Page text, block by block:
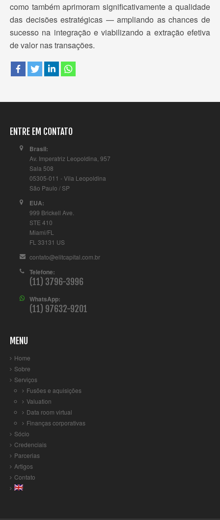
como também aprimoram significativamente a qualidade
das decisões estratégicas — ampliando as chances de
sucesso na integração e viabilizando a extração efetiva
de valor nas transações.
ENTRE EM CONTATO
Brasil:
Av. Imperatriz Leopoldina, 957
Sala 508
05305-011 - Vila Leopoldina
São Paulo / SP
EUA:
999 Brickell Ave.
STE 410
Miami/FL
FL 33131 US
contato@elitcapital.com.br
Telefone:
(11) 3796-3996
WhatsApp:
(11) 97632-9201
MENU
Home
Sobre
Serviços
Fusões e aquisições
Valuation
Data room virtual
Finanças corporativas
Sócio
Credenciais
Parcerias
Artigos
Contato